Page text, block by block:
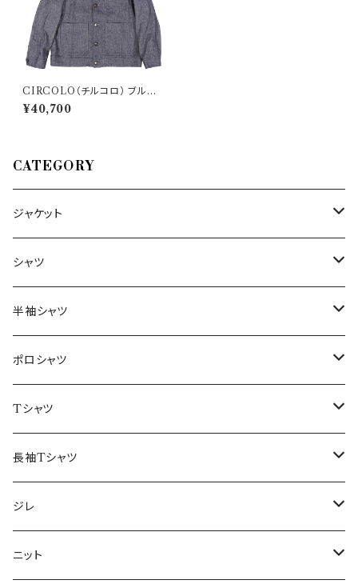
CIRCOLO（チルコロ） ブルゾ
ン CN4370 34729
¥40,700
CATEGORY
ジャケット
～44/S
46/M
48/L
50/XL～
シャツ
～44/S
46/M
48/L
50/XL～
半袖シャツ
～44/S
46/M
48/L
50/XL～
ポロシャツ
～44/S
46/M
48/L
50/XL～
Tシャツ
～44/S
46/M
48/L
長袖Tシャツ
～44/S
46/M
ジレ
～44/S
ニット